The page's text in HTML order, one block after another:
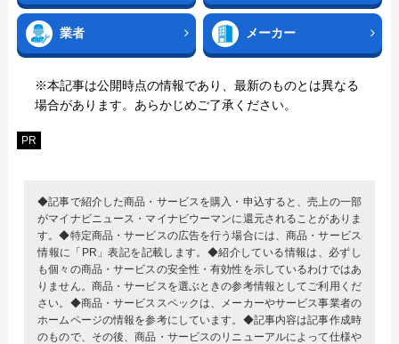
業者 メーカー
※本記事は公開時点の情報であり、最新のものとは異なる
場合があります。あらかじめご了承ください。
PR
◆記事で紹介した商品・サービスを購入・申込すると、売上の一部
がマイナビニュース・マイナビウーマンに還元されることがありま
す。◆特定商品・サービスの広告を行う場合には、商品・サービス
情報に「PR」表記を記載します。◆紹介している情報は、必ずし
も個々の商品・サービスの安全性・有効性を示しているわけではあ
りません。商品・サービスを選ぶときの参考情報としてご利用くだ
さい。◆商品・サービススペックは、メーカーやサービス事業者の
ホームページの情報を参考にしています。◆記事内容は記事作成時
のもので、その後、商品・サービスのリニューアルによって仕様や